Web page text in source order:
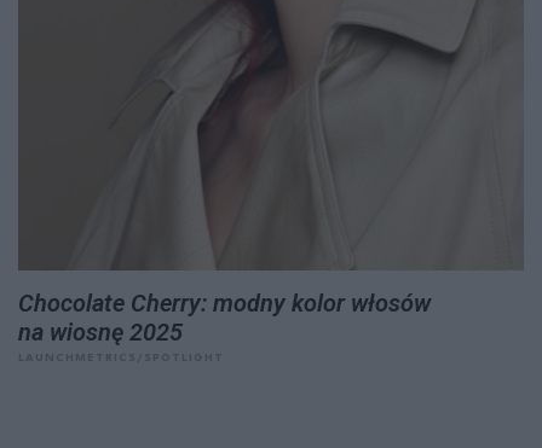
Chocolate Cherry: modny kolor włosów
na wiosnę 2025